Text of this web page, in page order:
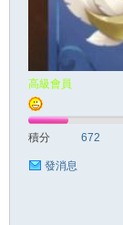
高級會員
積分 672
發消息